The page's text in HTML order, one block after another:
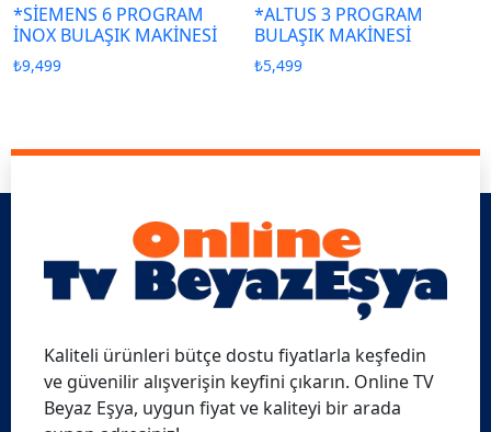
*SİEMENS 6 PROGRAM
İNOX BULAŞIK MAKİNESİ
₺9,499
*ALTUS 3 PROGRAM
BULAŞIK MAKİNESİ
₺5,499
Kaliteli ürünleri bütçe dostu fiyatlarla keşfedin
ve güvenilir alışverişin keyfini çıkarın. Online TV
Beyaz Eşya, uygun fiyat ve kaliteyi bir arada